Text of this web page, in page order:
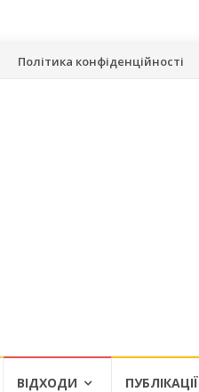
Політика конфіденційності
ВІДХОДИ ПУБЛІКАЦІЇ